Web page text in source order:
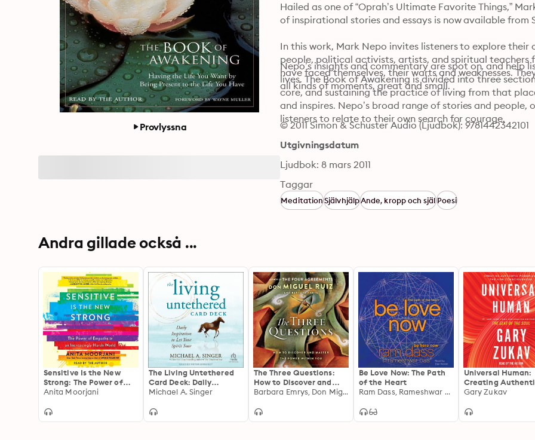
Provlyssna
Hailed as one of “Oprah’s Ultimate Favorite Things,”
of inspirational stories and essays is now available from
In this work, Mark Nepo invites listeners to explore
people, political activists, artists, and spiritual teachers
have faced themselves, their warts and weaknesses.
all kinds of moments, great and small.
Nepo’s insights and commentary are spot on, and help
lives. The Book of Awakening is divided into three
core, and sustaining the practice of living from that
and inspires. Nepo’s broad range of stories and
listeners to relate to their own search for courage.
© 2011 Simon & Schuster Audio (Ljudbok): 9781442342101
Utgivningsdatum
Ljudbok: 8 mars 2011
Taggar
MeditationSjälvhjälpAnde, kropp och själPoesi
Andra gillade också ...
Sensitive Is the New
Strong: The Power of
Empaths in an
World
Anita Moorjani
The Living Untethered
Card Deck: Daily
Inspiration to Let Your
Michael A. Singer
The Three Questions:
How to Discover and
Master the Power
Barbara Emrys, Don Miguel Ruiz
Be Love Now: The Path
of the Heart
Ram Dass, Rameshwar Das
Universal Human:
Creating
Power and the New
Gary Zukav